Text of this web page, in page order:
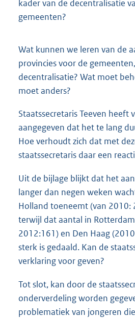
kader van de decentralisatie
gemeenten?
Wat kunnen we leren van de
provincies voor de
decentralisatie? Wat moet
moet anders?
Staatssecretaris Teeven heeft
aangegeven dat het te lang
Hoe verhoudt zich dat met
staatssecretaris daar een
Uit de bijlage blijkt dat het
langer dan negen weken
Holland toeneemt (van 2010:
terwijl dat aantal in
2012:161) en Den Haag
sterk is gedaald. Kan de
verklaring voor geven?
Tot slot, kan door de
onderverdeling worden
problematiek van jongeren